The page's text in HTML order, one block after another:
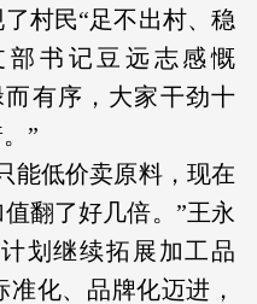
村民“足不出村、稳
书记豆远志感慨
有序，大家干劲十
”
能低价卖原料，现在
翻了好几倍。”王永
划继续拓展加工品
化、品牌化迈进，